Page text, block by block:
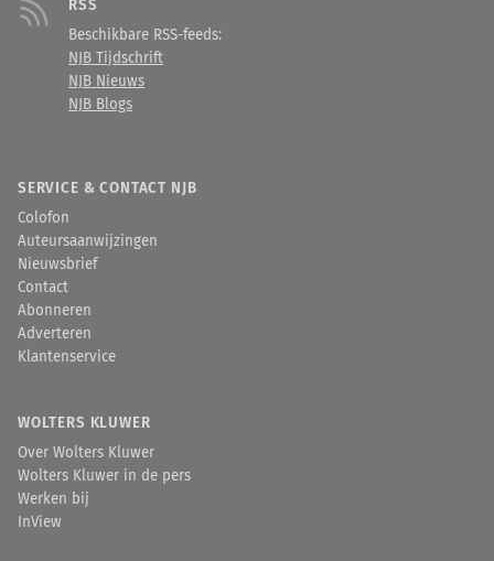
RSS
Beschikbare RSS-feeds:
NJB Tijdschrift
NJB Nieuws
NJB Blogs
SERVICE & CONTACT NJB
Colofon
Auteursaanwijzingen
Nieuwsbrief
Contact
Abonneren
Adverteren
Klantenservice
WOLTERS KLUWER
Over Wolters Kluwer
Wolters Kluwer in de pers
Werken bij
InView